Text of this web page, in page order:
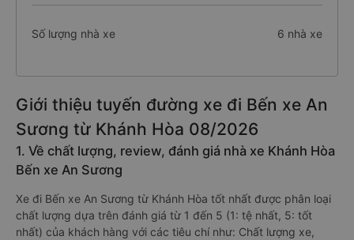
Số lượng nhà xe 6 nhà xe
Giới thiệu tuyến đường xe đi Bến xe An
Sương từ Khánh Hòa 08/2026
1. Về chất lượng, review, đánh giá nhà xe Khánh Hòa
Bến xe An Sương
Xe đi Bến xe An Sương từ Khánh Hòa tốt nhất được phân loại
chất lượng dựa trên đánh giá từ 1 đến 5 (1: tệ nhất, 5: tốt
nhất) của khách hàng với các tiêu chí như: Chất lượng xe,